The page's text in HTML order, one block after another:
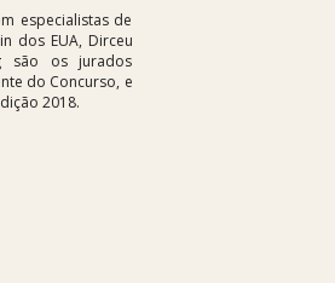
especialistas de
dos EUA, Dirceu
são os jurados
do Concurso, e
2018.